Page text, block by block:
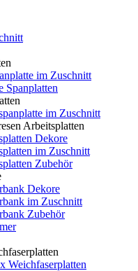
im Zuschnitt
Spanplatten
im Zuschnitt
Arbeitsplatten
Dekore
im Zuschnitt
Zubehör
Dekore
im Zuschnitt
Zubehör
Weichfaserplatten